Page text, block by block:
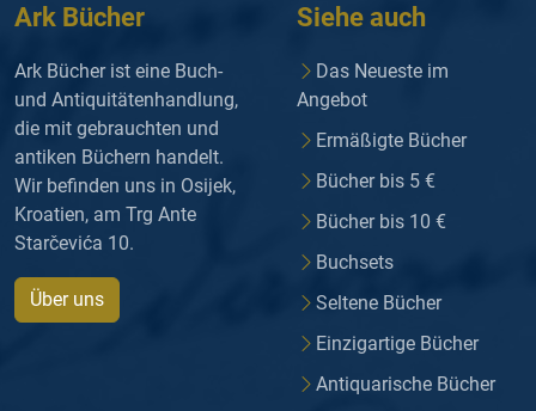
Ark Bücher
Ark Bücher ist eine Buch-
und Antiquitätenhandlung,
die mit gebrauchten und
antiken Büchern handelt.
Wir befinden uns in Osijek,
Kroatien, am Trg Ante
Starčevića 10.
Über uns
Siehe auch
Das Neueste im
Angebot
Ermäßigte Bücher
Bücher bis 5 €
Bücher bis 10 €
Buchsets
Seltene Bücher
Einzigartige Bücher
Antiquarische Bücher